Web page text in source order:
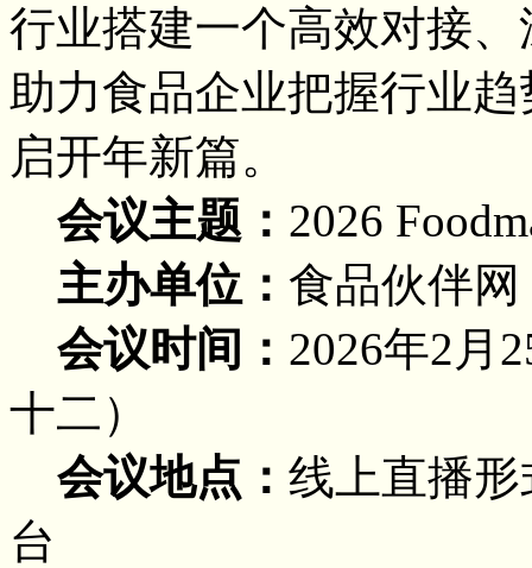
行业搭建一个高效对接
助力食品企业把握行业
启开年新篇。
会议主题： 2026
主办单位： 食品伙伴网
会议时间： 2026年2月
十二）
会议地点： 线上直播
台